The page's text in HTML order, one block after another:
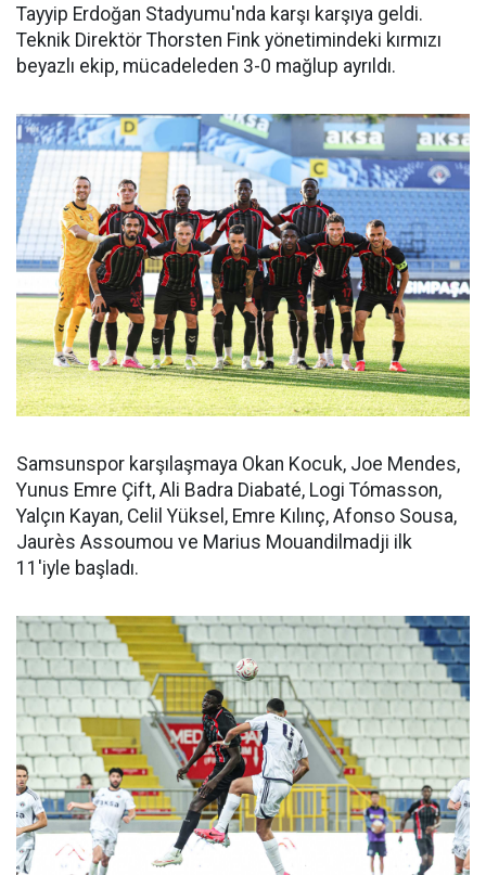
Tayyip Erdoğan Stadyumu'nda karşı karşıya geldi.
Teknik Direktör Thorsten Fink yönetimindeki kırmızı
beyazlı ekip, mücadeleden 3-0 mağlup ayrıldı.
Samsunspor karşılaşmaya Okan Kocuk, Joe Mendes,
Yunus Emre Çift, Ali Badra Diabaté, Logi Tómasson,
Yalçın Kayan, Celil Yüksel, Emre Kılınç, Afonso Sousa,
Jaurès Assoumou ve Marius Mouandilmadji ilk
11'iyle başladı.